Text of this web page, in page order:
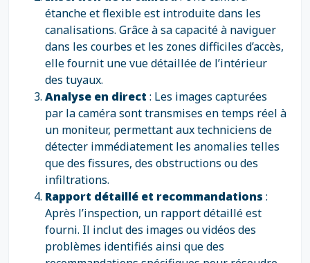
étanche et flexible est introduite dans les
canalisations. Grâce à sa capacité à naviguer
dans les courbes et les zones difficiles d’accès,
elle fournit une vue détaillée de l’intérieur
des tuyaux.
Analyse en direct : Les images capturées
par la caméra sont transmises en temps réel à
un moniteur, permettant aux techniciens de
détecter immédiatement les anomalies telles
que des fissures, des obstructions ou des
infiltrations.
Rapport détaillé et recommandations :
Après l’inspection, un rapport détaillé est
fourni. Il inclut des images ou vidéos des
problèmes identifiés ainsi que des